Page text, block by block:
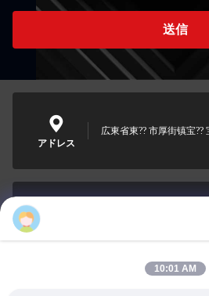
送信
アドレス
広東省東?? 市厚街镇宝??
10:01 AM